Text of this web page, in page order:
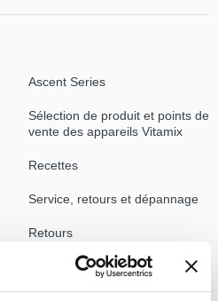
Ascent Series
Sélection de produit et points de
vente des appareils Vitamix
Recettes
Service, retours et dépannage
Retours
Service/Réparations